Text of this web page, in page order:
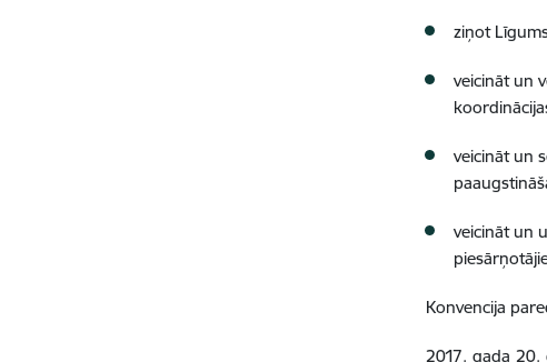
ziņot
veicināt un
veicināt un
veicināt un
Konvencija
2017. gada 20.